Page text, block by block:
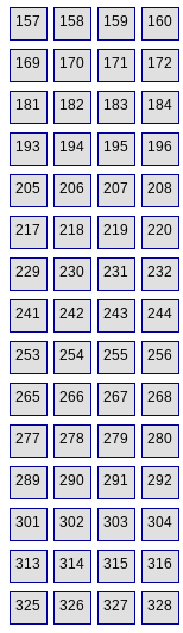
157 158 159 160
169 170 171 172
181 182 183 184
193 194 195 196
205 206 207 208
217 218 219 220
229 230 231 232
241 242 243 244
253 254 255 256
265 266 267 268
277 278 279 280
289 290 291 292
301 302 303 304
313 314 315 316
325 326 327 328